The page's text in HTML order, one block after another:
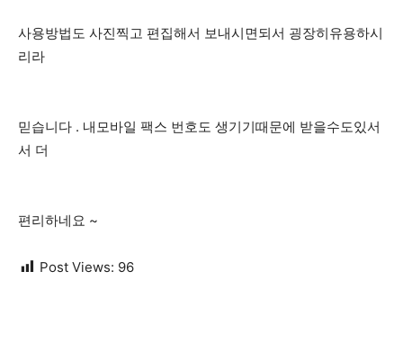
사용방법도 사진찍고 편집해서 보내시면되서 굉장히유용하시
리라
믿습니다 . 내모바일 팩스 번호도 생기기때문에 받을수도있서
서 더
편리하네요 ~
Post Views: 96